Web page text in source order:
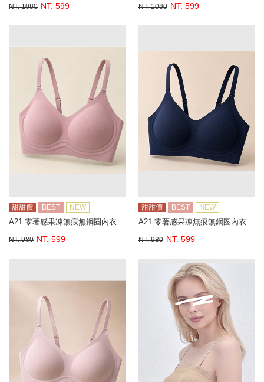
NT. 1080 NT. 599 NT. 1080 NT. 599
甜甜價 BEST NEW
A21.零著感果凍無痕無鋼圈內衣
NT. 980 NT. 599
甜甜價 BEST NEW
A21.零著感果凍無痕無鋼圈內衣
NT. 980 NT. 599